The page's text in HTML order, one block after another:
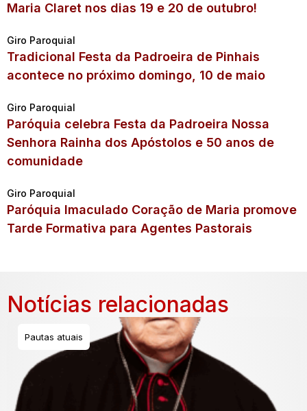
Maria Claret nos dias 19 e 20 de outubro!
Giro Paroquial
Tradicional Festa da Padroeira de Pinhais
acontece no próximo domingo, 10 de maio
Giro Paroquial
Paróquia celebra Festa da Padroeira Nossa
Senhora Rainha dos Apóstolos e 50 anos de
comunidade
Giro Paroquial
Paróquia Imaculado Coração de Maria promove
Tarde Formativa para Agentes Pastorais
Notícias relacionadas
Pautas atuais